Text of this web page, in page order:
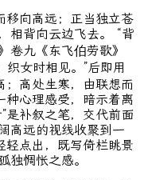
向高远；正当独立苍
相背向云边飞去。 “背
卷九《东飞伯劳歌》
女时相见。”后即用
；高处生寒，由联想而
种心理感受，暗示着离
是补叙之笔，交代前面
高远的视线收聚到一
轻点出，既写倚栏眺景
独惆怅之感。